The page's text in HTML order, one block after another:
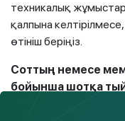
техникалық жұмыстар
қалпына
өтініш беріңіз.
Соттың немесе
бойынша шотқа